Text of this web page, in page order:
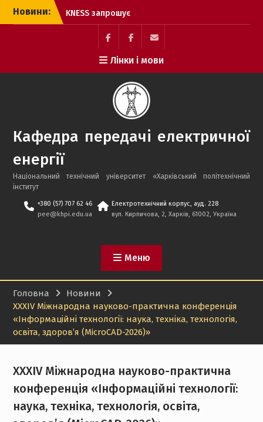
Перейти
Новини:
KNESS запрошує
студентів та випускників
на роботу в енергетичній
Гордість кафедри ПЕЕ: 17
відмінників за
результатами весняного
семестру 2025–2026 н.р.
Здобувачі кафедри
передачі електричної
енергії успішно пройшли
міжнародний курс
Успішний захист
2026 року!
2026 року!
Лауреат конкурсу
«Молода людина року –
2026»: здобувач кафедри
передачі електричної
енергії НТУ «ХПІ»
отримав міську відзнаку
Навчайся в НТУ «ХПІ» та
OVGU і будуй міжнародну
електроенергетиці
Facebook
кафедри
Electrolium
mail
Лінки і мови
Кафедра передачі електричної
енергії
Національний технічний університет «Харківський політехнічний
інститут
+380 (57) 707 62 46
pee@khpi.edu.ua
Електротехнічний корпус, ауд. 228
вул. Кирпичова, 2, Харків, 61002, Україна
Меню
Головна
Новини
XXXIV Міжнародна науково-практична конференція
«Інформаційні технології: наука, техніка, технологія,
освіта, здоров’я (MicroCAD-2026)»
XXXIV Міжнародна науково-практична
конференція «Інформаційні технології:
наука, техніка, технологія, освіта,